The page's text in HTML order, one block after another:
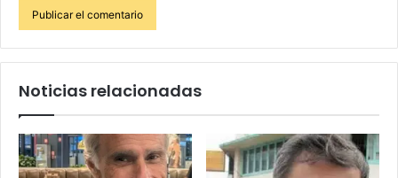
Noticias relacionadas